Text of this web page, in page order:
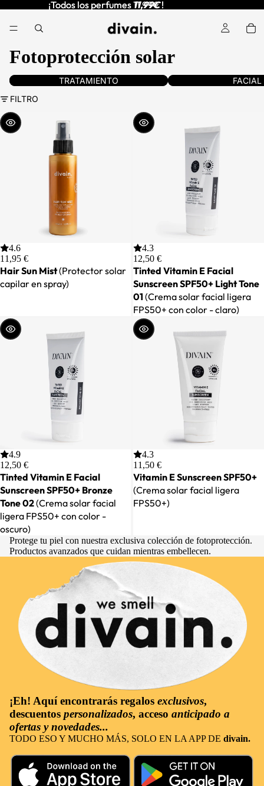
¡Todos los perfumes11,99€!
¡Todos los perfumes 11,99€ !
Fotoprotección solar
divain. CARETRATAMIENTO Cuidado Facial
FACIAL
FILTRO
ELEGIR
4.6
11,95 €
Hair Sun Mist(Protector solar
capilar en spray)
ELEGIR
4.3
12,50 €
Tinted Vitamin E Facial
Sunscreen SPF50+ Light Tone
01 (Crema solar facial ligera
FPS50+ con color - claro)
ELEGIR
4.9
12,50 €
Tinted Vitamin E Facial
Sunscreen SPF50+ Bronze
Tone 02(Crema solar facial
ligera FPS50+ con color -
oscuro)
ELEGIR
4.3
11,50 €
Vitamin E Sunscreen SPF50+
(Crema solar facial ligera
FPS50+)
Protege tu piel con nuestra exclusiva colección de fotoprotección.
Productos avanzados que cuidan mientras embellecen.
¡Eh! Aquí encontrarás regalos exclusivos,
descuentos personalizados, acceso anticipado a
ofertas y novedades...
TODO ESO Y MUCHO MÁS, SOLO EN LA APP DE divain.